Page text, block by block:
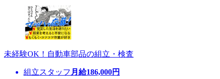
未経験OK！自動車部品の組立・検査
組立スタッフ 月給186,000円